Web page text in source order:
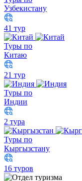
Узбекистану
41 тур
Туры по
Китаю
21 тур
Туры по
Индии
2 тура
Туры по
Кыргызстану
16 туров